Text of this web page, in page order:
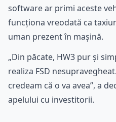
software ar primi aceste
funcționa vreodată ca
uman prezent în mașină.
„Din păcate, HW3 pur și
realiza FSD
credeam că o va avea”, a
apelului cu investitorii.